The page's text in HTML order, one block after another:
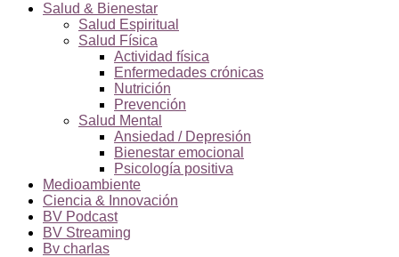
Salud & Bienestar
Salud Espiritual
Salud Física
Actividad física
Enfermedades crónicas
Nutrición
Prevención
Salud Mental
Ansiedad / Depresión
Bienestar emocional
Psicología positiva
Medioambiente
Ciencia & Innovación
BV Podcast
BV Streaming
Bv charlas